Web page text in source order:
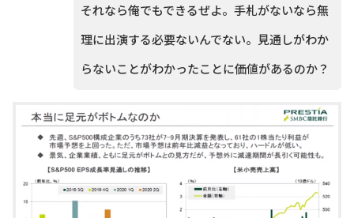
それなら俺でもできるぜよ。手札がないなら無
理に出演する必要ないんでない。見通しがわか
らないことがわかったことに価値があるのか？